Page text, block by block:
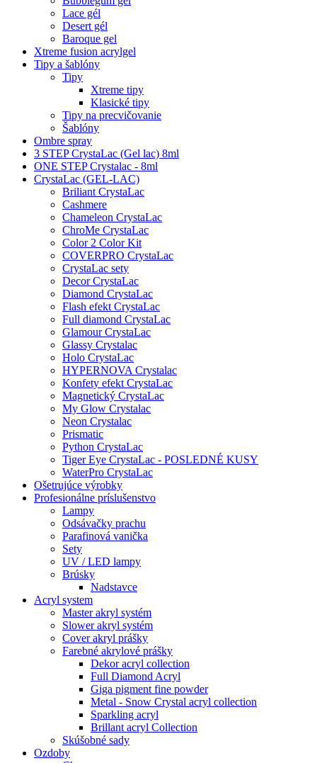
Lace gél
Desert gél
Baroque gel
Xtreme fusion acrylgel
Tipy a šablóny
Tipy
Xtreme tipy
Klasické tipy
Tipy na precvičovanie
Šablóny
Ombre spray
3 STEP CrystaLac (Gel lac) 8ml
ONE STEP Crystalac - 8ml
CrystaLac (GEL-LAC)
Briliant CrystaLac
Cashmere
Chameleon CrystaLac
ChroMe CrystaLac
Color 2 Color Kit
COVERPRO CrystaLac
CrystaLac sety
Decor CrystaLac
Diamond CrystaLac
Flash efekt CrystaLac
Full diamond CrystaLac
Glamour CrystaLac
Glassy Crystalac
Holo CrystaLac
HYPERNOVA Crystalac
Konfety efekt CrystaLac
Magnetický CrystaLac
My Glow Crystalac
Neon Crystalac
Prismatic
Python CrystaLac
Tiger Eye CrystaLac - POSLEDNÉ KUSY
WaterPro CrystaLac
Ošetrujúce výrobky
Profesionálne príslušenstvo
Lampy
Odsávačky prachu
Parafinová vanička
Sety
UV / LED lampy
Brúsky
Nadstavce
Acryl system
Master akryl systém
Slower akryl systém
Cover akryl prášky
Farebné akrylové prášky
Dekor acryl collection
Full Diamond Acryl
Giga pigment fine powder
Metal - Snow Crystal acryl collection
Sparkling acryl
Brillant acryl Collection
Skúšobné sady
Ozdoby